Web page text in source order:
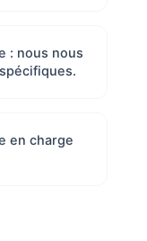
: nous nous
en charge